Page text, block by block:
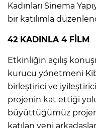
Kadınları Sinema
bir katılımla
42 KADINLA 4 FİLM
Etkinliğin açılış
kurucu yönetmeni
birleştirici ve
projenin kat ettiği
büyüttüğümüz
katılan yeni